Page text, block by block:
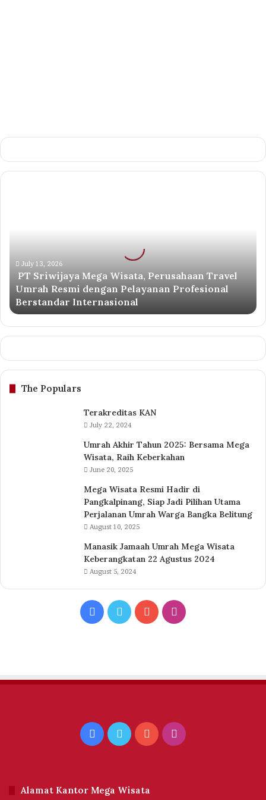
Umrah
Resmi
dengan
Pelayanan
Profesional
Berstandar
Internasional
July 13, 2026
PT Sriwijaya Mega Wisata, Perusahaan Travel
Umrah Resmi dengan Pelayanan Profesional
Berstandar Internasional
The Populars
Terakreditas KAN
July 22, 2024
Umrah Akhir Tahun 2025: Bersama Mega
Wisata, Raih Keberkahan
June 20, 2025
Mega Wisata Resmi Hadir di
Pangkalpinang, Siap Jadi Pilihan Utama
Perjalanan Umrah Warga Bangka Belitung
August 10, 2025
Manasik Jamaah Umrah Mega Wisata
Keberangkatan 22 Agustus 2024
August 5, 2024
FacebookTwitterYouTubeInstagram
FacebookTwitterYouTubeInstagram
Alamat Kantor Mega Wisata